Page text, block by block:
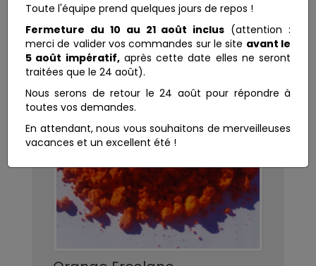
Toute l'équipe prend quelques jours de repos !
Fermeture du 10 au 21 août inclus (attention :
merci de valider vos commandes sur le site avant le
5 août impératif,après cette date elles ne seront
traitées que le 24 août).
Nous serons de retour le 24 août pour répondre à
toutes vos demandes.
En attendant, nous vous souhaitons de merveilleuses
vacances et un excellent été !